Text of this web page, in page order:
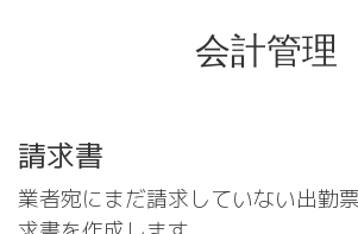
会計管理
請求書
業者宛にまだ請求していない出勤